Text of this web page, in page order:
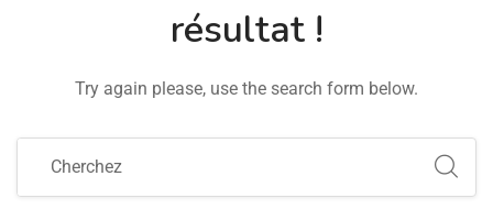
résultat !
Try again please, use the search form below.